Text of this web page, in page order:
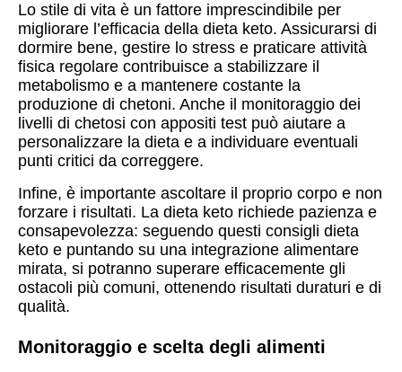
Lo stile di vita è un fattore imprescindibile per
migliorare l’efficacia della dieta keto. Assicurarsi di
dormire bene, gestire lo stress e praticare attività
fisica regolare contribuisce a stabilizzare il
metabolismo e a mantenere costante la
produzione di chetoni. Anche il monitoraggio dei
livelli di chetosi con appositi test può aiutare a
personalizzare la dieta e a individuare eventuali
punti critici da correggere.
Infine, è importante ascoltare il proprio corpo e non
forzare i risultati. La dieta keto richiede pazienza e
consapevolezza: seguendo questi consigli dieta
keto e puntando su una integrazione alimentare
mirata, si potranno superare efficacemente gli
ostacoli più comuni, ottenendo risultati duraturi e di
qualità.
Monitoraggio e scelta degli alimenti